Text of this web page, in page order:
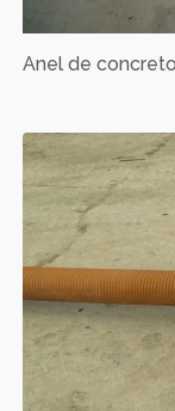
Anel de